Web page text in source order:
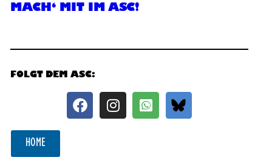
MACH‘ MIT IM ASC!
FOLGT DEM ASC:
HOME